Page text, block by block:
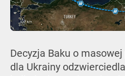
Decyzja Baku o
dla Ukrainy